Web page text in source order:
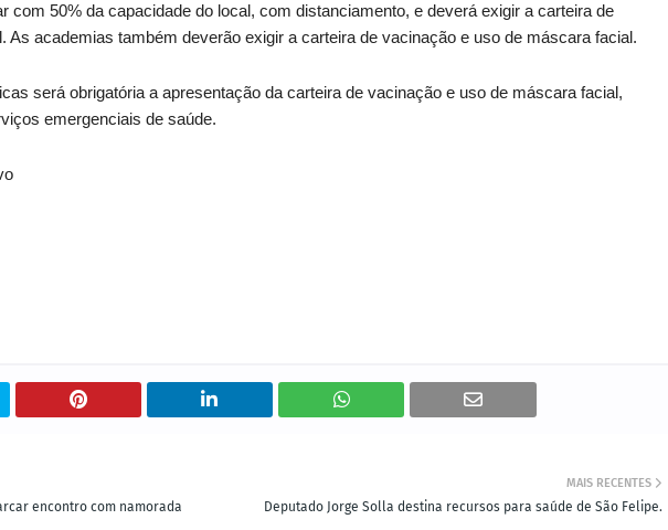
com 50% da capacidade do local, com distanciamento, e deverá exigir a carteira de
As academias também deverão exigir a carteira de vacinação e uso de máscara facial.
será obrigatória a apresentação da carteira de vacinação e uso de máscara facial,
emergenciais de saúde.
MAIS RECENTES
Deputado Jorge Solla destina recursos para saúde de São Felipe.
encontro com namorada